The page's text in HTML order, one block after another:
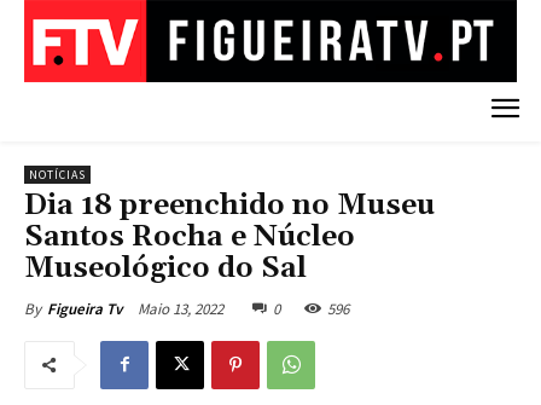
NOTÍCIAS
Dia 18 preenchido no Museu
Santos Rocha e Núcleo
Museológico do Sal
By Figueira Tv Maio 13, 2022 0 596